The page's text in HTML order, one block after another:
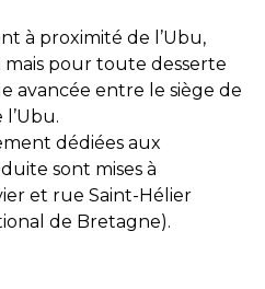
à proximité de l’Ubu,
mais pour toute desserte
avancée entre le siège de
dédiées aux
sont mises à
et rue Saint-Hélier
de Bretagne).